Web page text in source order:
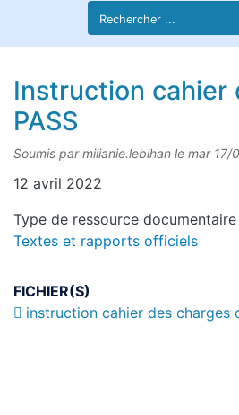
Rechercher
Instruction cahier
PASS
Soumis parmilianie.lebihan le mar 17/
12 avril 2022
Type de ressource documentaire
Textes et rapports officiels
FICHIER(S)
instruction cahier des charges